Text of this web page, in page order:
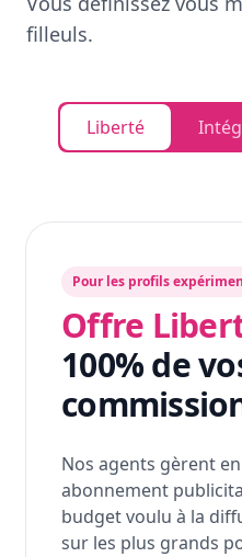
filleuls.
Liberté
Pour les profils
Offre
100% de
Nos agents gèrent
abonnement
budget voulu à la
sur les plus grands